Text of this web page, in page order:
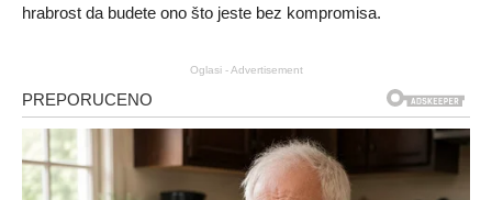
hrabrost da budete ono što jeste bez kompromisa.
Oglasi - Advertisement